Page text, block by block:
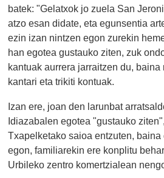
batek: "Gelatxok jo zuela San
atzo esan didate, eta egunsentia
ezin izan nintzen egon zurekin
han egotea gustauko ziten, zuk
kantuak aurrera jarraitzen du,
kantari eta trikiti kontuak.
Izan ere, joan den larunbat
Idiazabalen egotea "gustauko
Txapelketako saioa entzuten,
egon, familiarekin ere konplitu
Urbileko zentro komertzialean